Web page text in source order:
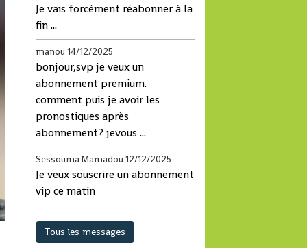
Je vais forcément réabonner à la
fin ...
manou 14/12/2025
bonjour,svp je veux un
abonnement premium.
comment puis je avoir les
pronostiques après
abonnement? jevous ...
Sessouma Mamadou 12/12/2025
Je veux souscrire un abonnement
vip ce matin
Tous les messages